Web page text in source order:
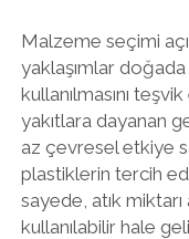
Malzeme seçimi
yaklaşımlar
kullanılmasını
yakıtlara dayanan
az çevresel etkiye
plastiklerin tercih
sayede, atık
kullanılabilir hale